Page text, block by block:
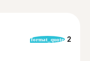
format_quote 2